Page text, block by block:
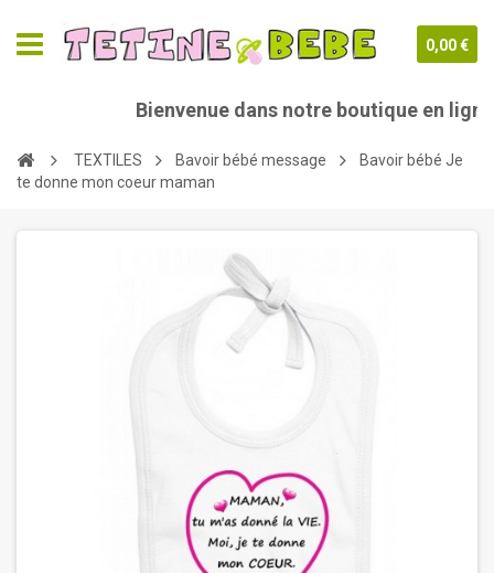
0,00 €
Bienvenue dans notre boutique en ligne
TEXTILES Bavoir bébé message
Bavoir bébé Je
te donne mon coeur maman